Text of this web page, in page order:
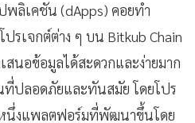
ลิเคชัน (dApps) คอยทำ
รเจกต์ต่าง ๆ บน Bitkub Chain
สนอข้อมูลได้สะดวกและง่ายมาก
ที่ปลอดภัยและทันสมัย โดยโปร
หนึ่งแพลตฟอร์มที่พัฒนาขึ้นโดย